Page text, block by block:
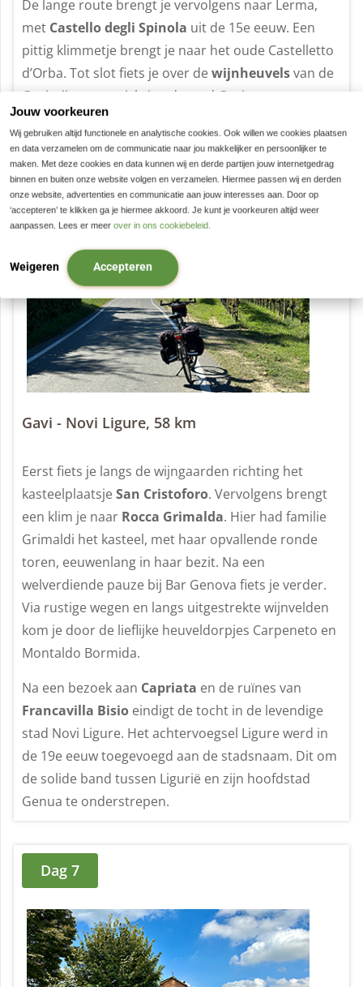
Jouw voorkeuren
Wij gebruiken altijd functionele en analytische cookies. Ook willen we cookies plaatsen
en data verzamelen om de communicatie naar jou makkelijker en persoonlijker te
maken. Met deze cookies en data kunnen wij en derde partijen jouw internetgedrag
binnen en buiten onze website volgen en verzamelen. Hiermee passen wij en derden
onze website, advertenties en communicatie aan jouw interesses aan. Door op
‘accepteren’ te klikken ga je hiermee akkoord. Je kunt je voorkeuren altijd weer
aanpassen. Lees er meer over in ons cookiebeleid.
Weigeren Accepteren
De lange route brengt je vervolgens naar Lerma,
met Castello degli Spinola uit de 15e eeuw. Een
pittig klimmetje brengt je naar het oude Castelletto
d’Orba. Tot slot fiets je over dewijnheuvelsvan de
Gavi wijn, terug richting de stad Gavi.
Dag 6
Gavi - Novi Ligure, 58 km
Eerst fiets je langs de wijngaarden richting het
kasteelplaatsjeSan Cristoforo. Vervolgens brengt
een klim je naar Rocca Grimalda. Hier had familie
Grimaldi het kasteel, met haar opvallende ronde
toren, eeuwenlang in haar bezit. Na een
welverdiende pauze bij Bar Genova fiets je verder.
Via rustige wegen en langs uitgestrekte wijnvelden
kom je door de lieflijke heuveldorpjes Carpeneto en
Montaldo Bormida.
Na een bezoek aan Capriata en de ruïnes van
Francavilla Bisio eindigt de tocht in de levendige
stad Novi Ligure. Het achtervoegsel Ligure werd in
de 19e eeuw toegevoegd aan de stadsnaam. Dit om
de solide band tussen Ligurië en zijn hoofdstad
Genua te onderstrepen.
Dag 7